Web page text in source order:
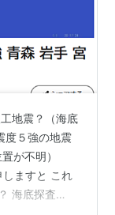
地震？（海底
度５強の地震
が不明）
ますと これ
海底探査